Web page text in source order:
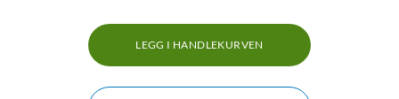
LEGG I HANDLEKURVEN